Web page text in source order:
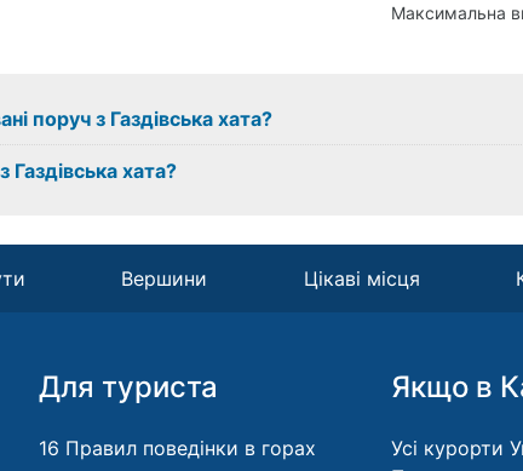
Максимальна
поруч з Газдівська хата?
хата?
Вершини Цікаві місця
Для туриста
16 Правил поведінки в горах
Якщо в
Усі курорти